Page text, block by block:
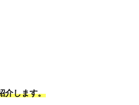
介します。